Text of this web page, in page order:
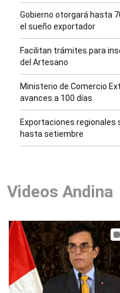
Gobierno otorgará hasta
el sueño exportador
Facilitan trámites para
del Artesano
Ministerio de Comercio
avances a 100 días
Exportaciones regionales
hasta setiembre
Videos Andina